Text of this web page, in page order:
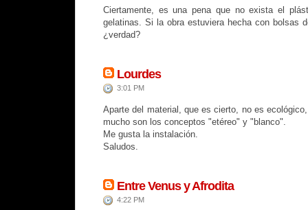
Ciertamente, es una pena que no exista el
gelatinas. Si la obra estuviera hecha con bolsas
¿verdad?
Lourdes
3:01 PM
Aparte del material, que es cierto, no es
mucho son los conceptos "etéreo" y "blanco".
Me gusta la instalación.
Saludos.
Entre Venus y Afrodita
4:22 PM